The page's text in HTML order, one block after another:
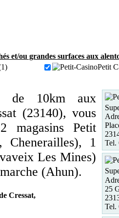
et/ou grandes surfaces aux
Petit
de 10km aux
(23140), vous
magasins Petit
Chenerailles), 1
Les Mines)
(Ahun).
Cressat,
Tel.
25
Tel.